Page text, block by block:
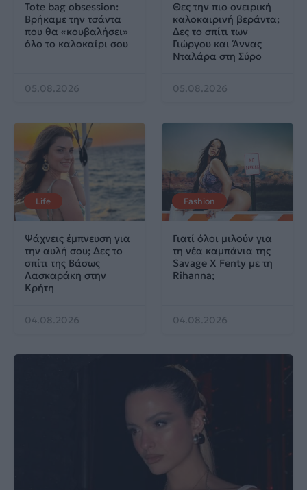
Tote bag obsession:
Βρήκαμε την τσάντα
που θα «κουβαλήσει»
όλο το καλοκαίρι σου
05.08.2026
Θες την πιο ονειρική
καλοκαιρινή βεράντα;
Δες το σπίτι των
Γιώργου και Άννας
Νταλάρα στη Σύρο
05.08.2026
Life
Ψάχνεις έμπνευση για
την αυλή σου; Δες το
σπίτι της Βάσως
Λασκαράκη στην
Κρήτη
04.08.2026
Fashion
Γιατί όλοι μιλούν για
τη νέα καμπάνια της
Savage X Fenty με τη
Rihanna;
04.08.2026